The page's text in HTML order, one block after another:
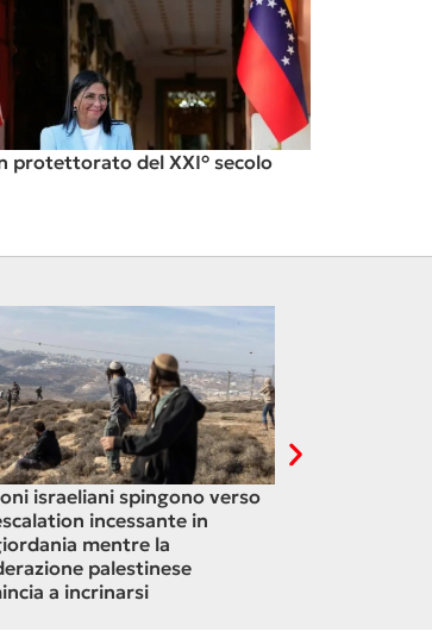
protettorato del XXI° secolo
israeliani spingono verso
incessante in
mentre la
palestinese
a incrinarsi